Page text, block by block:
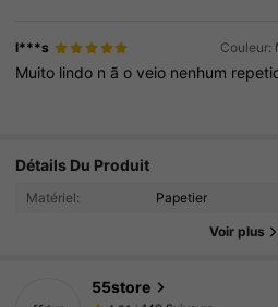
l***s Couleur:
Muito lindo n ãoveio nenhum
Détails Du Produit
Matériel: Papetier
Voir plus
55store
4.91 140 Suiveurs
140 Suiveurs
140 Suiveurs